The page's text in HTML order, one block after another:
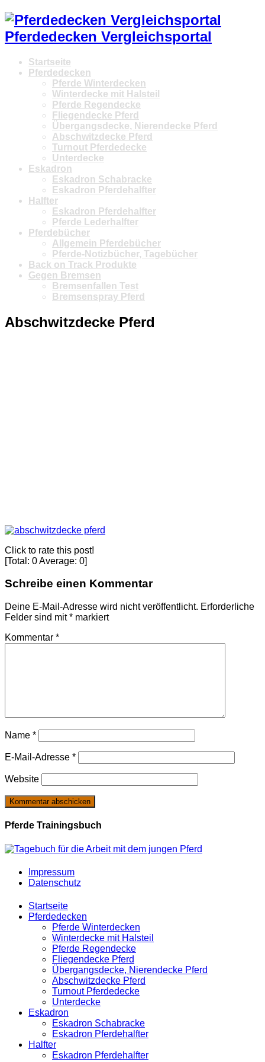
Pferdedecken Vergleichsportal
Startseite
Pferdedecken
Pferde Winterdecken
Winterdecke mit Halsteil
Pferde Regendecke
Fliegendecke Pferd
Übergangsdecke, Nierendecke Pferd
Abschwitzdecke Pferd
Turnout Pferdedecke
Unterdecke
Eskadron
Eskadron Schabracke
Eskadron Pferdehalfter
Halfter
Eskadron Pferdehalfter
Pferde Lederhalfter
Pferdebücher
Allgemein Pferdebücher
Pferde-Notizbücher, Tagebücher
Back on Track Produkte
Gegen Bremsen
Bremsenfallen Test
Bremsenspray Pferd
Abschwitzdecke Pferd
Click to rate this post!
[Total: 0Average: 0]
Schreibe einen Kommentar
Deine E-Mail-Adresse wird nicht veröffentlicht. Erforderliche
Felder sind mit* markiert
Kommentar *
Name *
E-Mail-Adresse *
Website
Pferde Trainingsbuch
Impressum
Datenschutz
Startseite
Pferdedecken
Pferde Winterdecken
Winterdecke mit Halsteil
Pferde Regendecke
Fliegendecke Pferd
Übergangsdecke, Nierendecke Pferd
Abschwitzdecke Pferd
Turnout Pferdedecke
Unterdecke
Eskadron
Eskadron Schabracke
Eskadron Pferdehalfter
Halfter
Eskadron Pferdehalfter